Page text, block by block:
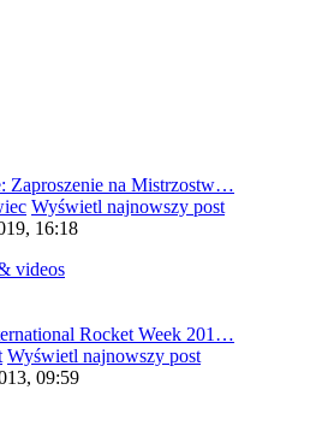
Zaproszenie na Mistrzostw…
Wyświetl najnowszy post
16:18
videos
Rocket Week 201…
Wyświetl najnowszy post
09:59